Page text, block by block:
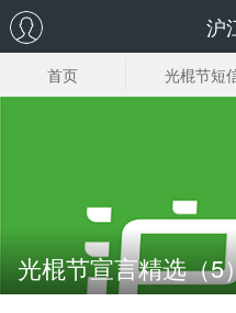
沪
首页 光棍节短
光棍节宣言精选（5